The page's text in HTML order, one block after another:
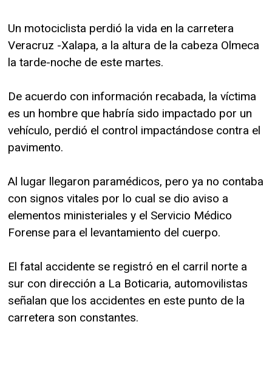
Un motociclista perdió la vida en la carretera
Veracruz -Xalapa, a la altura de la cabeza Olmeca
la tarde-noche de este martes.
De acuerdo con información recabada, la víctima
es un hombre que habría sido impactado por un
vehículo, perdió el control impactándose contra el
pavimento.
Al lugar llegaron paramédicos, pero ya no contaba
con signos vitales por lo cual se dio aviso a
elementos ministeriales y el Servicio Médico
Forense para el levantamiento del cuerpo.
El fatal accidente se registró en el carril norte a
sur con dirección a La Boticaria, automovilistas
señalan que los accidentes en este punto de la
carretera son constantes.